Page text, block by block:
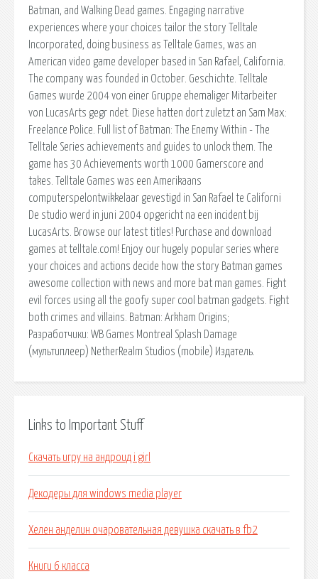
Batman, and Walking Dead games. Engaging narrative
experiences where your choices tailor the story Telltale
Incorporated, doing business as Telltale Games, was an
American video game developer based in San Rafael, California.
The company was founded in October. Geschichte. Telltale
Games wurde 2004 von einer Gruppe ehemaliger Mitarbeiter
von LucasArts gegr ndet. Diese hatten dort zuletzt an Sam Max:
Freelance Police. Full list of Batman: The Enemy Within - The
Telltale Series achievements and guides to unlock them. The
game has 30 Achievements worth 1000 Gamerscore and
takes. Telltale Games was een Amerikaans
computerspelontwikkelaar gevestigd in San Rafael te Californi
De studio werd in juni 2004 opgericht na een incident bij
LucasArts. Browse our latest titles! Purchase and download
games at telltale.com! Enjoy our hugely popular series where
your choices and actions decide how the story Batman games
awesome collection with news and more bat man games. Fight
evil forces using all the goofy super cool batman gadgets. Fight
both crimes and villains. Batman: Arkham Origins;
Разработчики: WB Games Montreal Splash Damage
(мультиплеер) NetherRealm Studios (mobile) Издатель.
Links to Important Stuff
Скачать игру на андроид i girl
Декодеры для windows media player
Хелен анделин очаровательная девушка скачать в fb2
Книги 6 класса